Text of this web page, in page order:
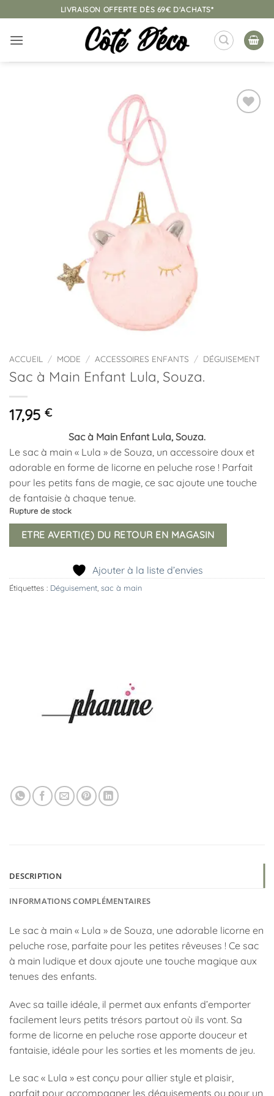
au
contenu
LIVRAISON OFFERTE DÈS 69€ D'ACHATS*
ACCUEIL / MODE / ACCESSOIRES ENFANTS / DÉGUISEMENT
Sac à Main Enfant Lula, Souza.
17,95 €
Sac à Main Enfant Lula, Souza.
Le sac à main « Lula » de Souza, un accessoire doux et
adorable en forme de licorne en peluche rose ! Parfait
pour les petits fans de magie, ce sac ajoute une touche
de fantaisie à chaque tenue.
Rupture de stock
ETRE AVERTI(E) DU RETOUR EN MAGASIN
Ajouter à la liste d’envies
Étiquettes : Déguisement sac à main
DESCRIPTION
INFORMATIONS COMPLÉMENTAIRES
Le sac à main « Lula » de Souza, une adorable licorne en
peluche rose, parfaite pour les petites rêveuses ! Ce sac
à main ludique et doux ajoute une touche magique aux
tenues des enfants.
Avec sa taille idéale, il permet aux enfants d’emporter
facilement leurs petits trésors partout où ils vont. Sa
forme de licorne en peluche rose apporte douceur et
fantaisie, idéale pour les sorties et les moments de jeu.
Le sac « Lula » est conçu pour allier style et plaisir,
parfait pour accompagner les déguisements ou pour un